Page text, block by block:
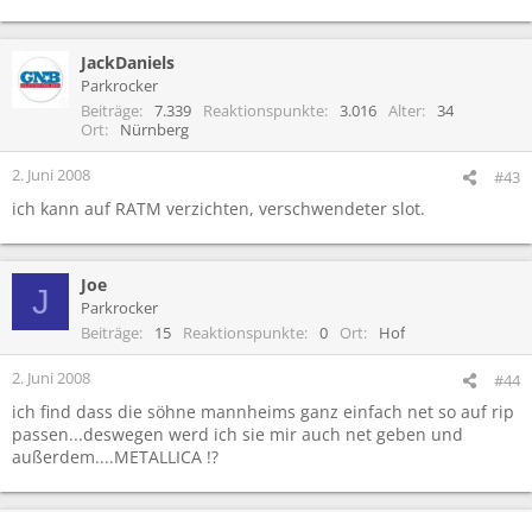
JackDaniels
Parkrocker
Beiträge
7.339 Reaktionspunkte 3.016 Alter
34
Ort
Nürnberg
2. Juni 2008 #43
ich kann auf RATM verzichten, verschwendeter slot.
J Joe
Parkrocker
Beiträge
15 Reaktionspunkte 0 Ort Hof
2. Juni 2008 #44
ich find dass die söhne mannheims ganz einfach net so auf rip
passen...deswegen werd ich sie mir auch net geben und
außerdem....METALLICA !?